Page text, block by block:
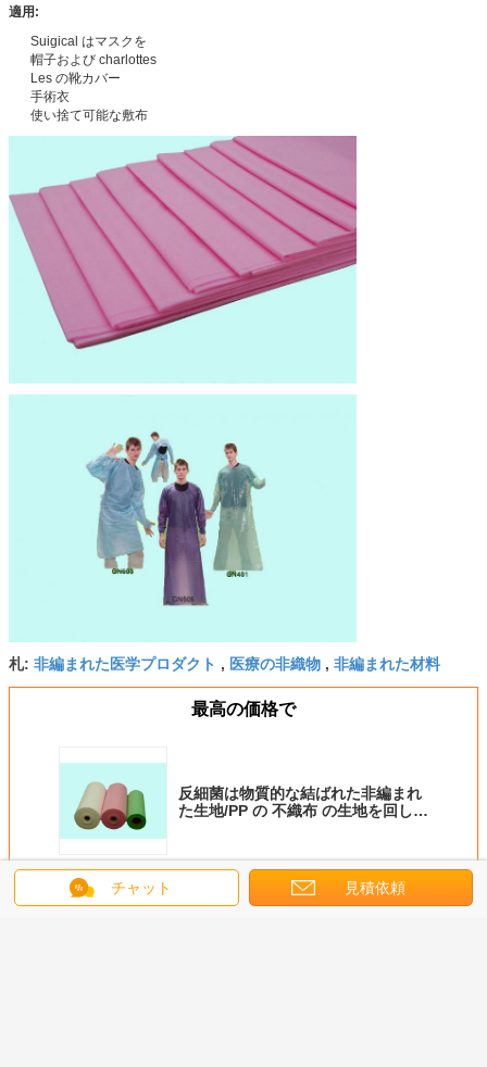
適用:
Suigical はマスクを
帽子および charlottes
Les の靴カバー
手術衣
使い捨て可能な敷布
札: 非編まれた医学プロダクト , 医療の非織物 , 非編まれた材料
最高の価格で
反細菌は物質的な結ばれた非編まれ
た生地/PP の 不織布 の生地を回しま
続行
チャット 見積依頼